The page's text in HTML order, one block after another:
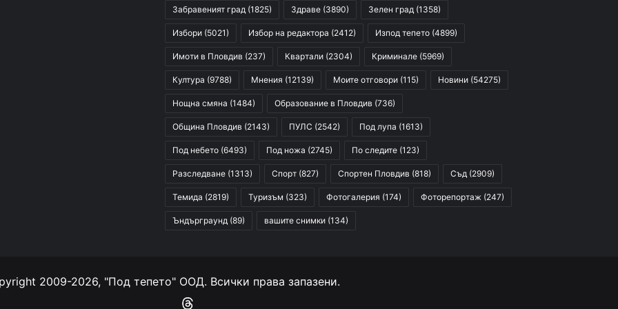
Забравеният град (1825) Здраве (3890) Зелен град (1358)
Избори (5021) Избор на редактора (2412) Изпод тепето (4899)
Имоти в Пловдив (237) Квартали (2304) Криминале (5969)
Култура (9788) Мнения (12139) Моите отговори (115) Новини (54275)
Нощна смяна (1484) Образование в Пловдив (736)
Община Пловдив (2143) ПУЛС (2542) Под лупа (1613)
Под небето (6493) Под ножа (2745) По следите (123)
Разследване (1313) Спорт (827) Спортен Пловдив (818) Съд (2909)
Темида (2819) Туризъм (323) Фотогалерия (174) Фоторепортаж (247)
Ъндърграунд (89) вашите снимки (134)
2009-2026, "Под тепето" ООД. Всички права запазени.
Instagram
RSS